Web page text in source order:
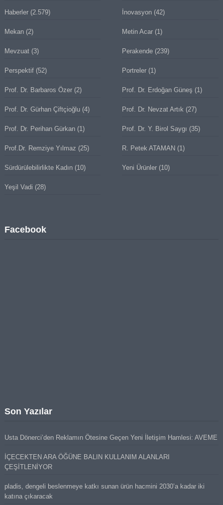
Haberler(2.579) İnovasyon (42)
Mekan(2) Metin Acar (1)
Mevzuat(3) Perakende (239)
Perspektif(52) Portreler (1)
Prof. Dr. Barbaros Özer(2) Prof. Dr. Erdoğan Güneş (1)
Prof. Dr. Gürhan Çiftçioğlu(4) Prof. Dr. Nevzat Artık (27)
Prof. Dr. Perihan Gürkan(1) Prof. Dr. Y. Birol Saygı (35)
Prof.Dr. Remziye Yılmaz (25) R. Petek ATAMAN (1)
Sürdürülebilirlikte Kadın(10) Yeni Ürünler (10)
Yeşil Vadi (28)
Facebook
Son Yazılar
Usta Dönerci’den Reklamın Ötesine Geçen Yeni İletişim Hamlesi: AVEME
İÇECEKTEN ARA ÖĞÜNE BALIN KULLANIM ALANLARI
ÇEŞİTLENİYOR
pladis, dengeli beslenmeye katkı sunan ürün hacmini 2030’a kadar iki
katına çıkaracak